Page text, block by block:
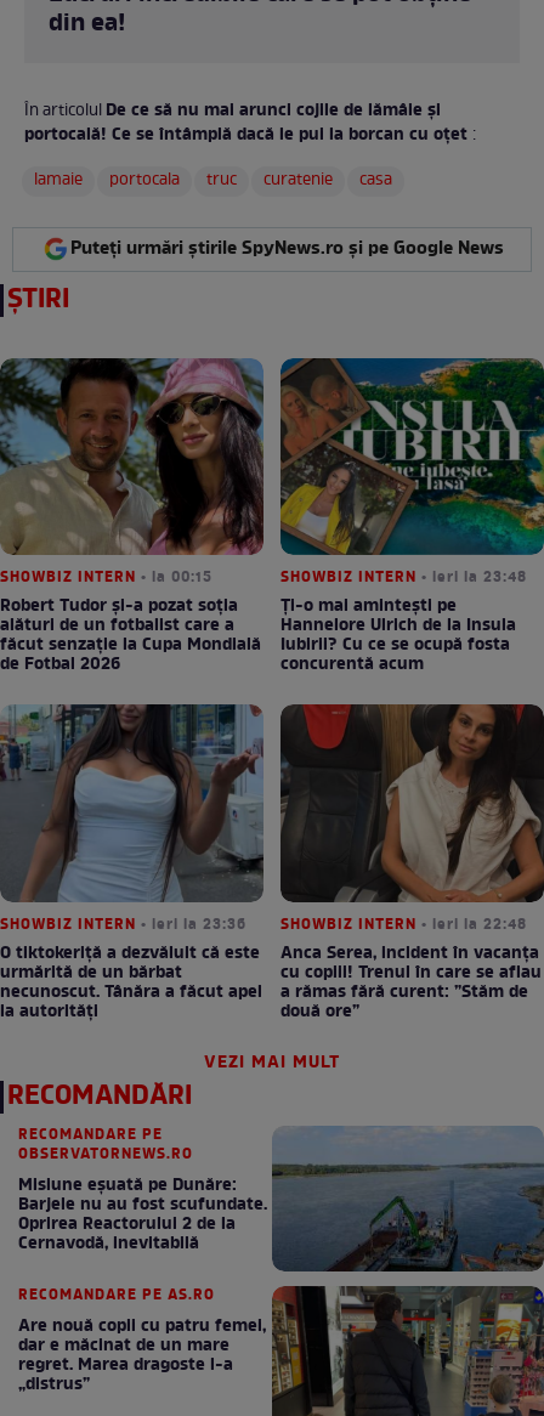
din ea!
În articolulDe ce să nu mai arunci cojile de lămâie și
portocală! Ce se întâmplă dacă le pui la borcan cu oțet :
lamaie
portocala truc curatenie casa
Puteți urmări știrile SpyNews.ro și pe Google News
ȘTIRI
SHOWBIZ INTERN • la 00:15
Robert Tudor și-a pozat soția
alături de un fotbalist care a
făcut senzație la Cupa Mondială
de Fotbal 2026
SHOWBIZ INTERN • ieri la 23:48
Ți-o mai amintești pe
Hannelore Ulrich de la Insula
Iubirii? Cu ce se ocupă fosta
concurentă acum
SHOWBIZ INTERN • ieri la 23:36
O tiktokeriță a dezvăluit că este
urmărită de un bărbat
necunoscut. Tânăra a făcut apel
la autorități
SHOWBIZ INTERN • ieri la 22:48
Anca Serea, incident în vacanța
cu copiii! Trenul în care se aflau
a rămas fără curent: ”Stăm de
două ore”
VEZI MAI MULT
RECOMANDĂRI
RECOMANDARE PE
OBSERVATORNEWS.RO
Misiune eșuată pe Dunăre:
Barjele nu au fost scufundate.
Oprirea Reactorului 2 de la
Cernavodă, inevitabilă
RECOMANDARE PE AS.RO
Are nouă copii cu patru femei,
dar e măcinat de un mare
regret. Marea dragoste l-a
„distrus”